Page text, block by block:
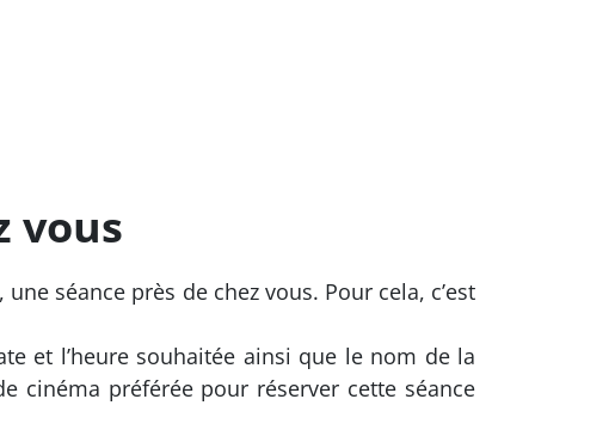
vous
séance près de chez vous. Pour cela, c’est
et l’heure souhaitée ainsi que le nom de la
cinéma préférée pour réserver cette séance